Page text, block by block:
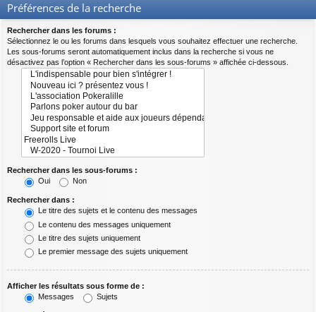
Préférences de la recherche
Rechercher dans les forums :
Sélectionnez le ou les forums dans lesquels vous souhaitez effectuer une recherche.
Les sous-forums seront automatiquement inclus dans la recherche si vous ne
désactivez pas l’option « Rechercher dans les sous-forums » affichée ci-dessous.
Rechercher dans les sous-forums :
Oui
Non
Rechercher dans :
Le titre des sujets et le contenu des messages
Le contenu des messages uniquement
Le titre des sujets uniquement
Le premier message des sujets uniquement
Afficher les résultats sous forme de :
Messages
Sujets